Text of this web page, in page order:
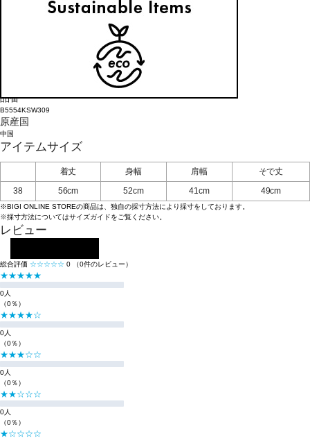
毛90%, ナイロン8%, ポリエステル2%
品番
B5554KSW309
原産国
中国
アイテムサイズ
着丈 身幅 肩幅
そで丈
38
56cm 52cm 41cm 49cm
※BIGI ONLINE STOREの商品は、独自の採寸方法により採寸をしております。
※採寸方法についてはサイズガイドをご覧ください。
レビュー
総合評価 ☆☆☆☆☆ 0 （0件のレビュー）
★★★★★
0人
（0％）
★★★★☆
0人
（0％）
★★★☆☆
0人
（0％）
★★☆☆☆
0人
（0％）
★☆☆☆☆